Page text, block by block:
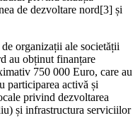
de dezvoltare nord[3] și
organizații ale societății
au obținut finanțare
750 000 Euro, care au
participarea activă și
privind dezvoltarea
și infrastructura serviciilor